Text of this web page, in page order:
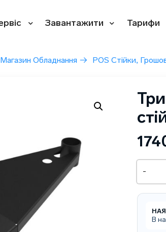
Завантажити Тарифи
Магазин Обладнання → POS Стійки,
Тримач
для
на
-
В